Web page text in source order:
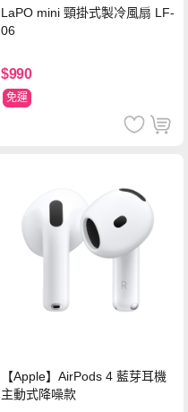
LaPO mini 頸掛式製冷風扇 LF-
06
$990
免運
【Apple】AirPods 4 藍芽耳機
主動式降噪款